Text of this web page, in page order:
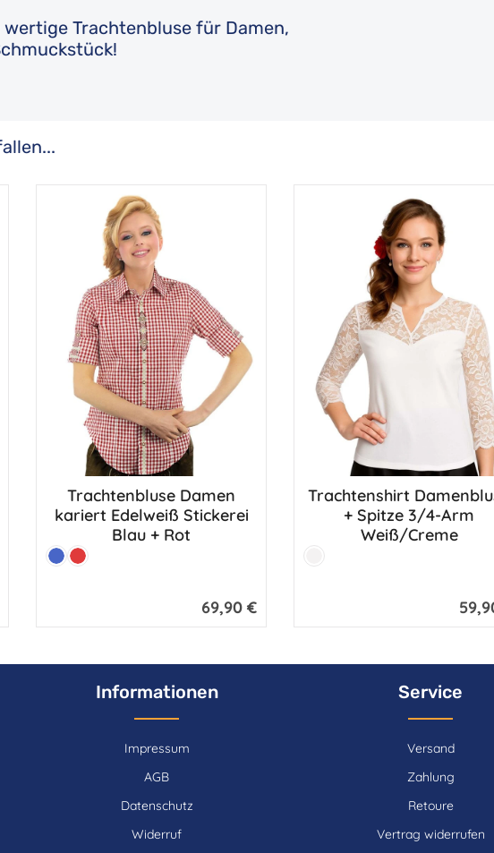
Trachtenbluse für Damen,
Produkt Anzahl: Gib den gewünschten
Trachtenbluse Damen
kariert Edelweiß Stickerei
Blau + Rot
Farbe:
BlauRot
Regulärer Preis:
69,90 €
Produkt Anzahl:
Trachtenshirt
+ Spitze 3/4-Arm
Weiß/Creme
Farbe:
Weiß
Informationen
Impressum
AGB
Datenschutz
Widerruf
Service
Versand
Zahlung
Retoure
Vertrag widerrufen